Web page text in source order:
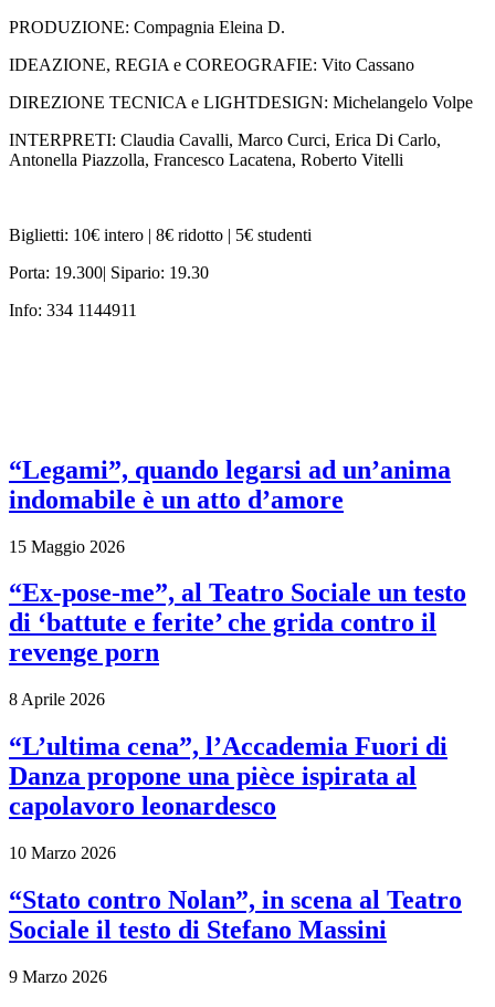
PRODUZIONE: Compagnia Eleina D.
IDEAZIONE, REGIA e COREOGRAFIE: Vito Cassano
DIREZIONE TECNICA e LIGHTDESIGN: Michelangelo Volpe
INTERPRETI: Claudia Cavalli, Marco Curci, Erica Di Carlo,
Antonella Piazzolla, Francesco Lacatena, Roberto Vitelli
Biglietti: 10€ intero | 8€ ridotto | 5€ studenti
Porta: 19.300| Sipario: 19.30
Info: 334 1144911
“Legami”, quando legarsi ad un’anima
indomabile è un atto d’amore
15 Maggio 2026
“Ex-pose-me”, al Teatro Sociale un testo
di ‘battute e ferite’ che grida contro il
revenge porn
8 Aprile 2026
“L’ultima cena”, l’Accademia Fuori di
Danza propone una pièce ispirata al
capolavoro leonardesco
10 Marzo 2026
“Stato contro Nolan”, in scena al Teatro
Sociale il testo di Stefano Massini
9 Marzo 2026